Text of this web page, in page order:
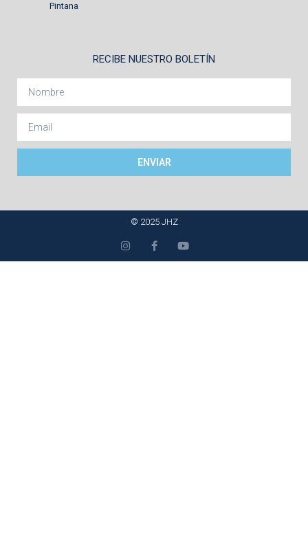
Pintana
RECIBE NUESTRO BOLETÍN
ENVIAR
© 2025 JHZ